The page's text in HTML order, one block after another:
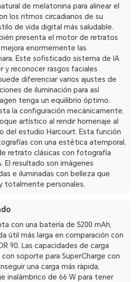
de melatonina para alinear el
los ritmos circadianos de su
de vida digital más saludable.
presenta el motor de retratos
enormemente las
Este sofisticado sistema de IA
y reconocer rasgos faciales
diferenciar varios ajustes de
de iluminación para así
tenga un equilibrio óptimo.
la configuración mecánicamente,
artístico al rendir homenaje al
del estudio Harcourt. Esta función
con una estética atemporal,
retrato clásicas con fotografía
El resultado son imágenes
e iluminadas con belleza que
totalmente personales.
con una batería de 5200 mAh,
útil más larga en comparación con
90. Las capacidades de carga
soporte para SuperCharge con
una carga más rápida,
inalámbrico de 66 W para tener